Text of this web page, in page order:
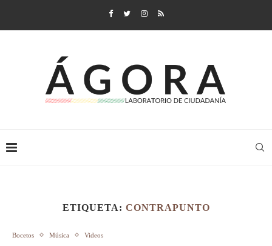
ETIQUETA: CONTRAPUNTO
Bocetos Música Videos